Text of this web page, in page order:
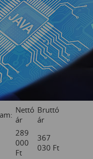
Nettó
ár
Bruttó
ár
289
000
Ft
367
030 Ft